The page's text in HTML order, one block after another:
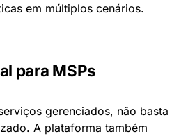
em múltiplos cenários.
para MSPs
gerenciados, não basta
A plataforma também